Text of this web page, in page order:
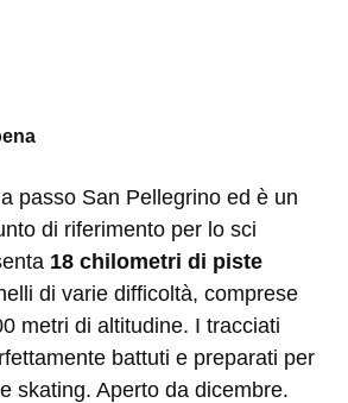
passo San Pellegrino ed è un
di riferimento per lo sci
18 chilometri di piste
di varie difficoltà, comprese
metri di altitudine. I tracciati
battuti e preparati per
skating. Aperto da dicembre.